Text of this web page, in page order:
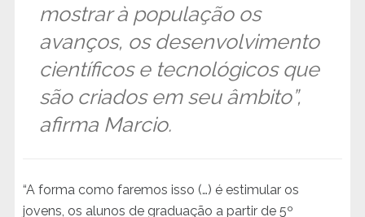
mostrar à população os
avanços, os desenvolvimento
científicos e tecnológicos que
são criados em seu âmbito”,
afirma Marcio.
“A forma como faremos isso (…) é estimular os
jovens, os alunos de graduação a partir de 5º